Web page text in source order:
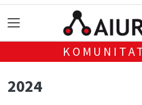
2024